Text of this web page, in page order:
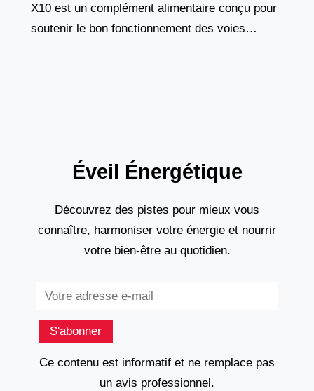
X10 est un complément alimentaire conçu pour
soutenir le bon fonctionnement des voies
Éveil Énergétique
Découvrez des pistes pour mieux vous
connaître, harmoniser votre énergie et nourrir
votre bien-être au quotidien.
S'abonner
Ce contenu est informatif et ne remplace pas
un avis professionnel.